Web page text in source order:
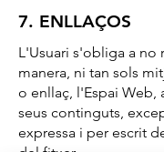
7. ENLLAÇOS
L'Usuari s'obliga a no
manera, ni tan sols
o enllaç, l'Espai Web,
seus continguts,
expressa i per escrit